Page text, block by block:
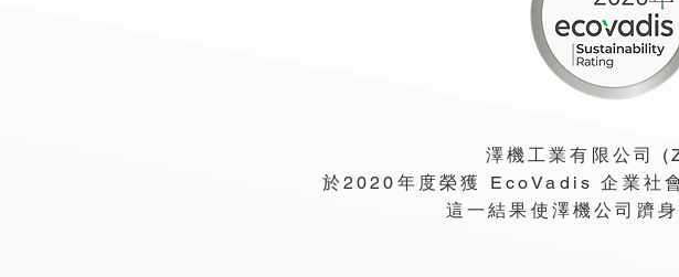
澤機工業有限公司
於2020年度榮獲 EcoVadis 企業社
這一結果使澤機公司躋